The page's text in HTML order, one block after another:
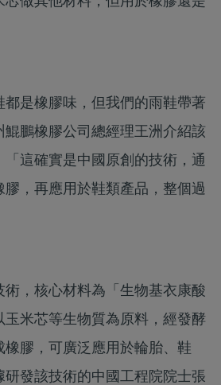
都是橡膠味，但我們的雨鞋帶著
鯤鵬橡膠公司總經理王洲介紹該
這確實是中國原創的技術，通
，再應用於鞋類產品，整個過
術，核心材料為「生物基衣康酸
米芯等生物質為原料，經發酵
橡膠，可廣泛應用於輪胎、鞋
發該技術的中國工程院院士張